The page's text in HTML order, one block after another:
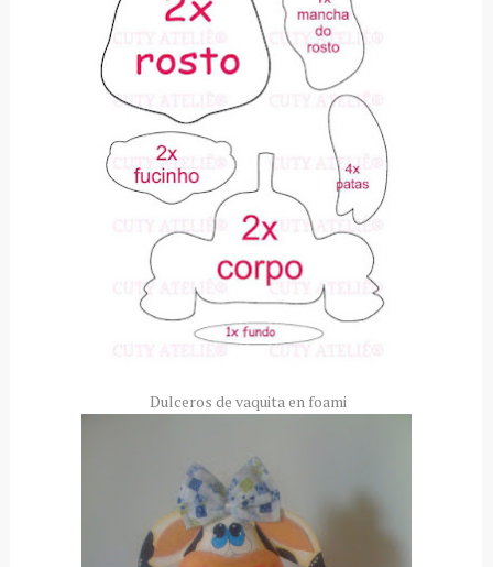
Dulceros de vaquita en foami